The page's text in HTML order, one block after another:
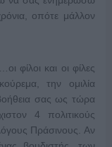
οπότε μάλλον
φίλοι και οι φίλες
την ομιλία
σας ως τώρα
4 πολιτικούς
Πράσινους. Αν